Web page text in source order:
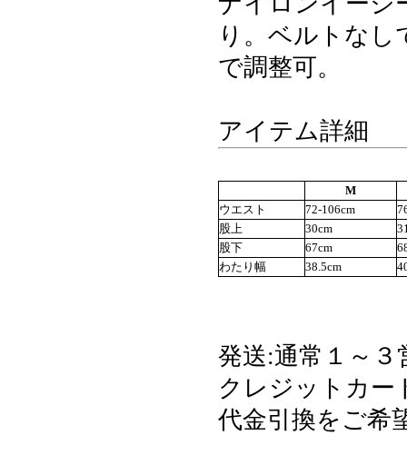
り。ベルトな
で調整可。
アイテム詳細
M
ウエスト
72-106cm
股上
30cm
股下
67cm
わたり幅
38.5cm
発送:通常１～３
クレジットカー
代金引換をご希